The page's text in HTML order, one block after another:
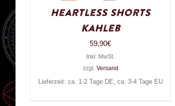
Heartless Shorts
Kahleb
59,90€
Inkl. MwSt.
zzgl. Versand
Lieferzeit: ca. 1-2 Tage DE, ca. 3-4 Tage EU